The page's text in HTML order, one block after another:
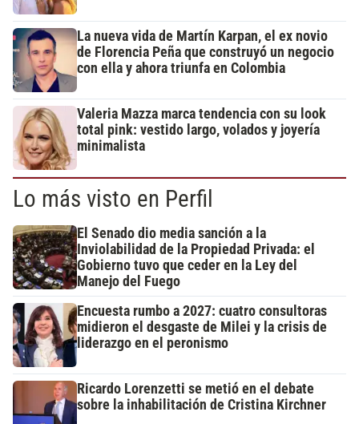
La nueva vida de Martín Karpan, el ex novio
de Florencia Peña que construyó un negocio
con ella y ahora triunfa en Colombia
Valeria Mazza marca tendencia con su look
total pink: vestido largo, volados y joyería
minimalista
Lo más visto en Perfil
El Senado dio media sanción a la
Inviolabilidad de la Propiedad Privada: el
Gobierno tuvo que ceder en la Ley del
Manejo del Fuego
Encuesta rumbo a 2027: cuatro consultoras
midieron el desgaste de Milei y la crisis de
liderazgo en el peronismo
Ricardo Lorenzetti se metió en el debate
sobre la inhabilitación de Cristina Kirchner